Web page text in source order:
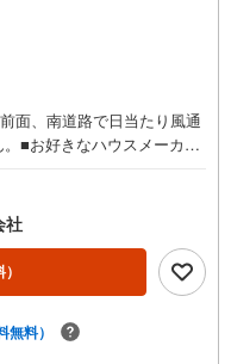
面、南道路で日当たり風通
■お好きなハウスメーカー
小学校 徒歩10分 ・小坂
育園 徒歩8分●家デパ 松
・豊川市・知立市・浜松
・遠州エリアの物件ならおま
戸建、中古マンション、土
古物件をご購入の際、約7
社
無料）